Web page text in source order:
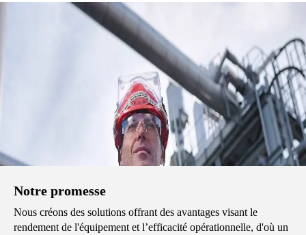
Notre promesse
Nous créons des solutions offrant des avantages visant le
rendement de l'équipement et l’efficacité opérationnelle, d'où un